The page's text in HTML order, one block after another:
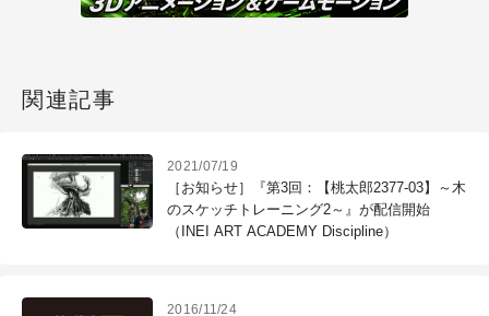
関連記事
2021/07/19
［お知らせ］『第3回：【桃太郎2377-03】～木
のスケッチトレーニング2～』が配信開始
（INEI ART ACADEMY Discipline）
2016/11/24